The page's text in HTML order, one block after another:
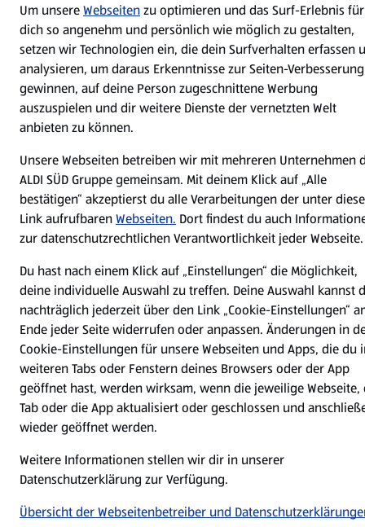
Jetzt die ALDI SÜD App downloaden
Impressum
Datenschutzerklärung
Nutzungsbedingungen
Security Policy
Compliance | Hinweisstellen
Um unsereWebseitenzu optimieren und das Surf-Erlebnis für
dich so angenehm und persönlich wie möglich zu gestalten,
setzen wir Technologien ein, die dein Surfverhalten erfassen
analysieren, um daraus Erkenntnisse zur Seiten-
gewinnen, auf deine Person zugeschnittene Werbung
auszuspielen und dir weitere Dienste der vernetzten Welt
anbieten zu können.
Unsere Webseiten betreiben wir mit mehreren Unternehmen
ALDI SÜD Gruppe gemeinsam. Mit deinem Klick auf „Alle
bestätigen“ akzeptierst du alle Verarbeitungen der unter
Link aufrufbarenWebseiten. Dort findest du auch
zur datenschutzrechtlichen Verantwortlichkeit jeder Webseite.
Du hast nach einem Klick auf „Einstellungen“ die Möglichkeit,
deine individuelle Auswahl zu treffen. Deine Auswahl kannst
nachträglich jederzeit über den Link „Cookie-Einstellungen“
Ende jeder Seite widerrufen oder anpassen. Änderungen in
Cookie-Einstellungen für unsere Webseiten und Apps, die du
weiteren Tabs oder Fenstern deines Browsers oder der App
geöffnet hast, werden wirksam, wenn die jeweilige Webseite,
Tab oder die App aktualisiert oder geschlossen und
wieder geöffnet werden.
Weitere Informationen stellen wir dir in unserer
Datenschutzerklärung zur Verfügung.
Übersicht der Webseitenbetreiber und